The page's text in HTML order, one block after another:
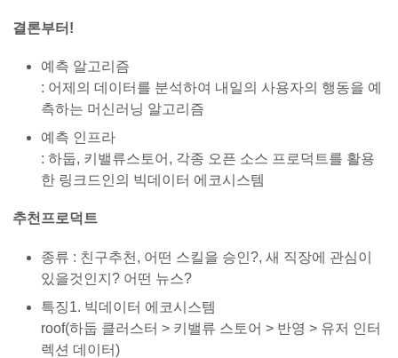
결론부터!
예측 알고리즘
: 어제의 데이터를 분석하여 내일의 사용자의 행동을 예
측하는 머신러닝 알고리즘
예측 인프라
: 하둡, 키밸류스토어, 각종 오픈 소스 프로덕트를 활용
한 링크드인의 빅데이터 에코시스템
추천프로덕트
종류 : 친구추천, 어떤 스킬을 승인?, 새 직장에 관심이
있을것인지? 어떤 뉴스?
특징1. 빅데이터 에코시스템
roof(하둡 클러스터 > 키밸류 스토어 > 반영 > 유저 인터
렉션 데이터)